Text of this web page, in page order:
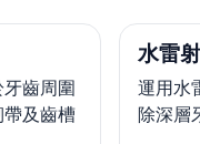
齒周圍
及齒槽
水雷
運用水
除深層